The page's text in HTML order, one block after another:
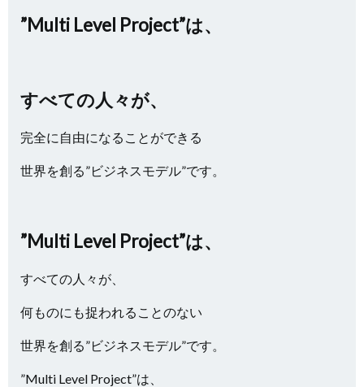
”Multi Level Project”は、
すべての人々が、
完全に自由になることができる
世界を創る”ビジネスモデル”です。
”Multi Level Project”は、
すべての人々が、
何ものにも捉われることのない
世界を創る”ビジネスモデル”です。
”Multi Level Project”は、